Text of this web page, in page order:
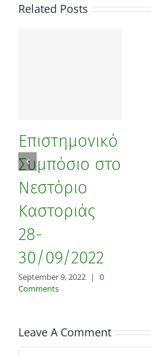
Related Posts
Επιστημονικό
Συμπόσιο στο
Νεστόριο
Καστοριάς
28-
30/09/2022
September 9, 2022 |
0
Comments
Leave A Comment